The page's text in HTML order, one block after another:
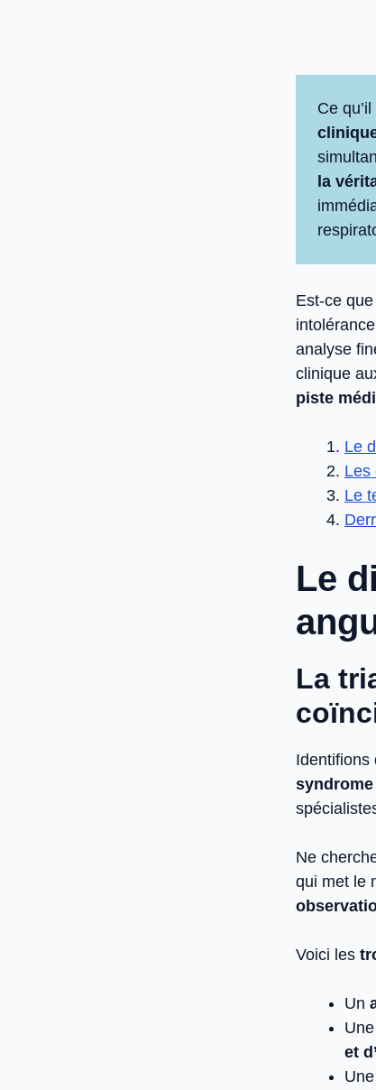
Ce
la
Est-ce
analyse
clinique
piste
Le
Les
Le
Le
La
Identifions
Ne
qui met le
Voici les
Un
et